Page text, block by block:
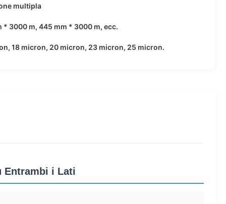
multipla
* 3000 m, 445 mm * 3000 m, ecc.
18 micron, 20 micron, 23 micron, 25 micron.
Entrambi i Lati